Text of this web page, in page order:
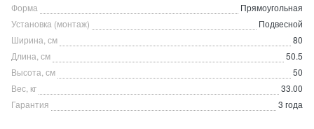
Форма
Прямоугольная
Установка (монтаж)
Подвесной
Ширина, см
80
Длина, см
50.5
Высота, см
50
Вес, кг
33.00
Гарантия
3 года